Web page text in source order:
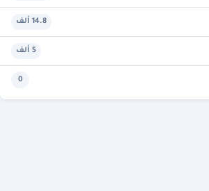
14.8 ألف
5 ألف
0